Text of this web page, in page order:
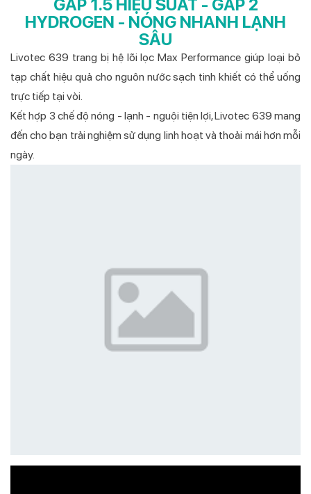
GẤP 1.5 HIỆU SUẤT - GẤP 2
HYDROGEN - NÓNG NHANH LẠNH
SÂU
Livotec 639 trang bị hệ lõi lọc Max Performance giúp loại bỏ
tạp chất hiệu quả cho nguôn nước sạch tinh khiết có thể uống
trực tiếp tại vòi.
Kết hợp 3 chế độ nóng - lạnh - nguội tiện lợi, Livotec 639 mang
đến cho bạn trải nghiệm sử dụng linh hoạt và thoải mái hơn mỗi
ngày.